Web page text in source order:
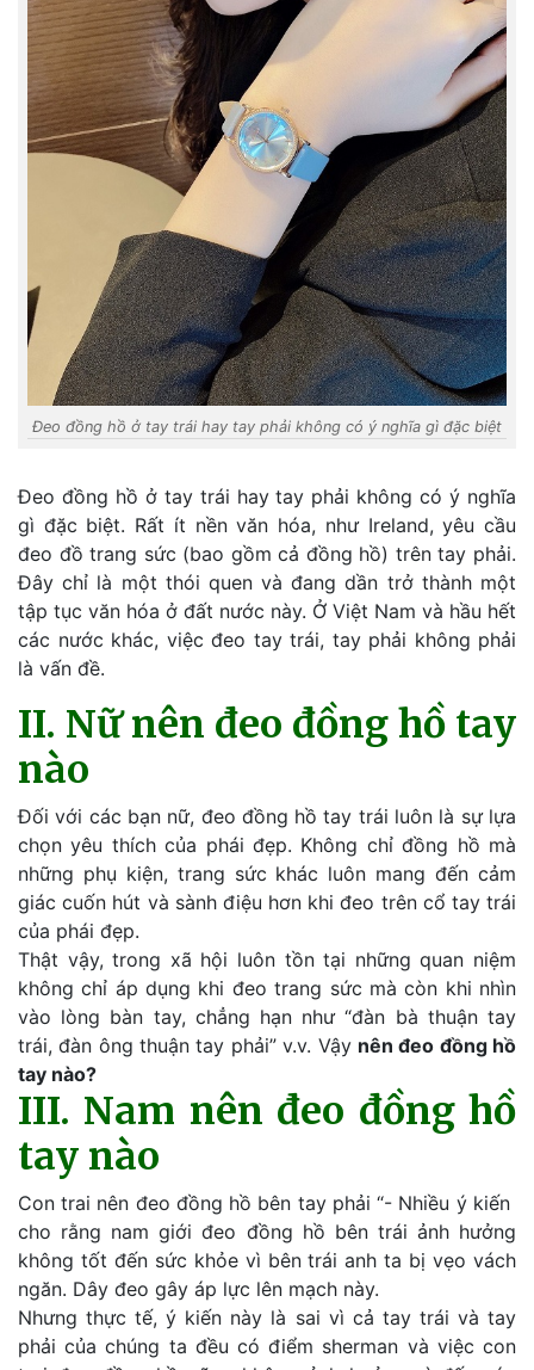
Đeo đồng hồ ở tay trái hay tay phải không có ý nghĩa gì đặc biệt
Đeo đồng hồ ở tay trái hay tay phải không có ý nghĩa
gì đặc biệt. Rất ít nền văn hóa, như Ireland, yêu cầu
đeo đồ trang sức (bao gồm cả đồng hồ) trên tay phải.
Đây chỉ là một thói quen và đang dần trở thành một
tập tục văn hóa ở đất nước này. Ở Việt Nam và hầu hết
các nước khác, việc đeo tay trái, tay phải không phải
là vấn đề.
II. Nữ nên đeo đồng hồ tay
nào
Đối với các bạn nữ, đeo đồng hồ tay trái luôn là sự lựa
chọn yêu thích của phái đẹp. Không chỉ đồng hồ mà
những phụ kiện, trang sức khác luôn mang đến cảm
giác cuốn hút và sành điệu hơn khi đeo trên cổ tay trái
của phái đẹp.
Thật vậy, trong xã hội luôn tồn tại những quan niệm
không chỉ áp dụng khi đeo trang sức mà còn khi nhìn
vào lòng bàn tay, chẳng hạn như “đàn bà thuận tay
trái, đàn ông thuận tay phải” v.v. Vậy nên đeo đồng hồ
tay nào?
III. Nam nên đeo đồng hồ
tay nào
Con trai nên đeo đồng hồ bên tay phải “- Nhiều ý kiến ​​
cho rằng nam giới đeo đồng hồ bên trái ảnh hưởng
không tốt đến sức khỏe vì bên trái anh ta bị vẹo vách
ngăn. Dây đeo gây áp lực lên mạch này.
Nhưng thực tế, ý kiến ​​này là sai vì cả tay trái và tay
phải của chúng ta đều có điểm sherman và việc con